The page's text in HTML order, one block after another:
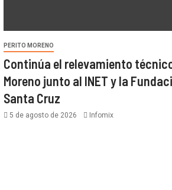
PERITO MORENO
Continúa el relevamiento
Moreno junto al INET y la
Santa Cruz
5 de agosto de 2026 Infomix